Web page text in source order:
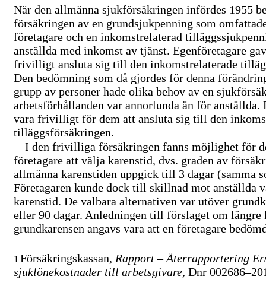
När den allmänna sjukförsäkringen infördes 1955
försäkringen av en grundsjukpenning som
företagare och en inkomstrelaterad
anställda med inkomst av tjänst. Egenföretagare
frivilligt ansluta sig till den inkomstrelaterade
Den bedömning som då gjordes för denna
grupp av personer hade olika behov av en
arbetsförhållanden var annorlunda än för
vara frivilligt för dem att ansluta sig till den
tilläggsförsäkringen.
I den frivilliga försäkringen fanns möjlighet för
företagare att välja karenstid, dvs. graden av
allmänna karenstiden uppgick till 3 dagar (samma
Företagaren kunde dock till skillnad mot anställda
karenstid. De valbara alternativen var utöver
eller 90 dagar. Anledningen till förslaget om längre
grundkarensen angavs vara att en företagare
1Försäkringskassan, Rapport – Återrapportering
sjuklönekostnader till arbetsgivare, Dnr